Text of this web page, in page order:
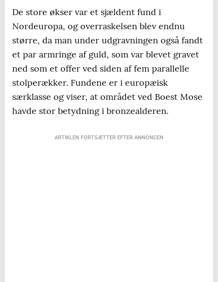
De store økser var et sjældent fund i
Nordeuropa, og overraskelsen blev endnu
større, da man under udgravningen også fandt
et par armringe af guld, som var blevet gravet
ned som et offer ved siden af fem parallelle
stolperækker. Fundene er i europæisk
særklasse og viser, at området ved Boest Mose
havde stor betydning i bronzealderen.
ARTIKLEN FORTSÆTTER EFTER ANNONCEN